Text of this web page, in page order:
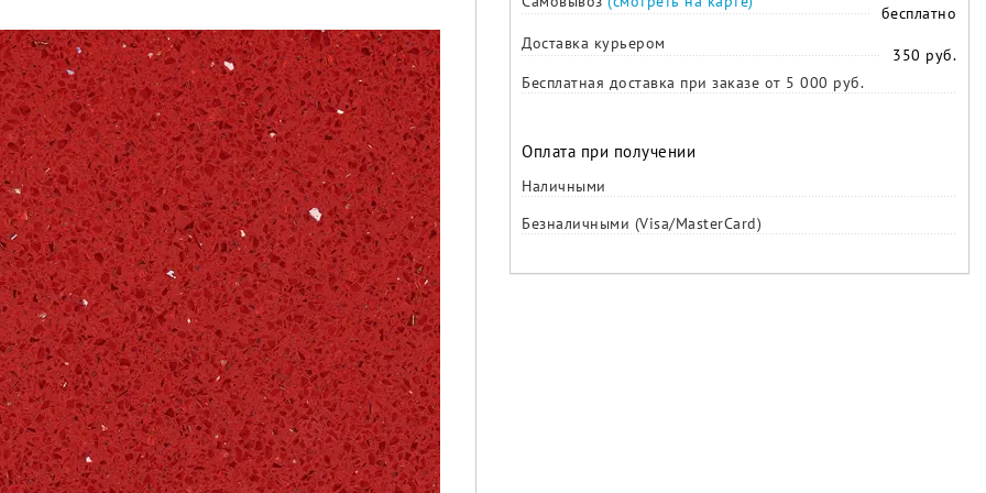
бесплатно
Доставка курьером
350 руб.
Бесплатная доставка при заказе от 5 000 руб.
Оплата при получении
Наличными
Безналичными (Visa/MasterCard)